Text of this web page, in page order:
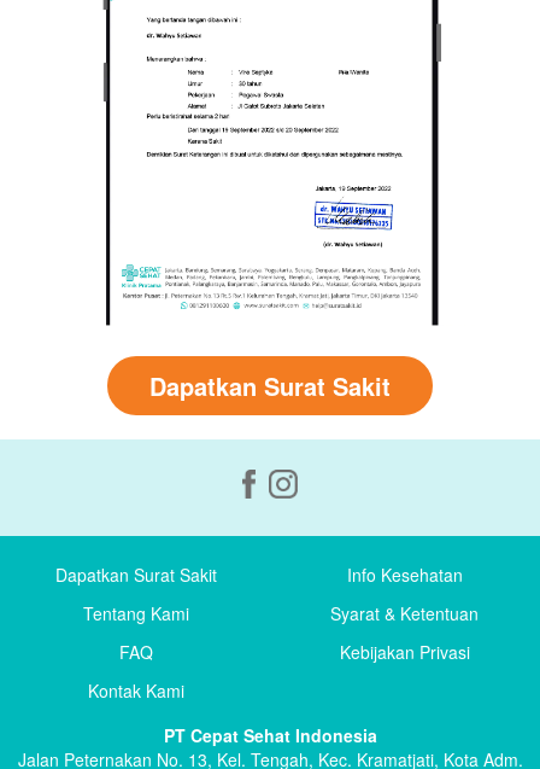
Dapatkan Surat Sakit
Dapatkan Surat Sakit
Info Kesehatan
Tentang Kami
Syarat & Ketentuan
FAQ
Kebijakan Privasi
Kontak Kami
PT Cepat Sehat Indonesia
Jalan Peternakan No. 13, Kel. Tengah, Kec. Kramatjati, Kota Adm.